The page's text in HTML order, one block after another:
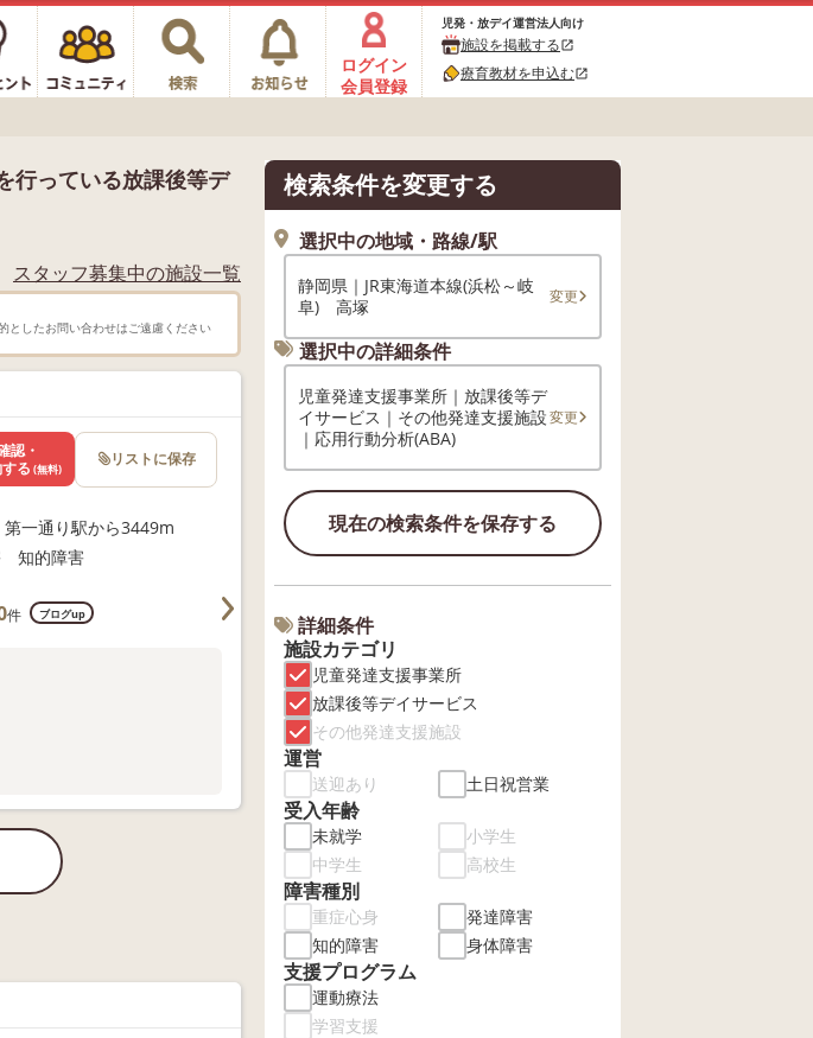
ログイン
会員登録
児発・放デイ運営法人向け
施設を掲載するopen_in_new
療育教材を申込むopen_in_new
行っている放課後等デ
スタッフ募集中の施設一覧
としたお問い合わせはご遠慮ください
一通り駅から3449m
知的障害
件 ブログup
認・
る (無料) リストに保存
検索条件を変更する
選択中の地域・路線/駅
静岡県｜JR東海道本線(浜松～岐
阜) 高塚
変更
選択中の詳細条件
児童発達支援事業所｜放課後等デ
イサービス｜その他発達支援施設
｜応用行動分析(ABA)
変更
現在の検索条件を保存する
詳細条件
施設カテゴリ
児童発達支援事業所
放課後等デイサービス
その他発達支援施設
運営
送迎あり 土日祝営業
受入年齢
未就学
小学生
中学生
高校生
障害種別
重症心身
発達障害
知的障害
身体障害
支援プログラム
運動療法
学習支援